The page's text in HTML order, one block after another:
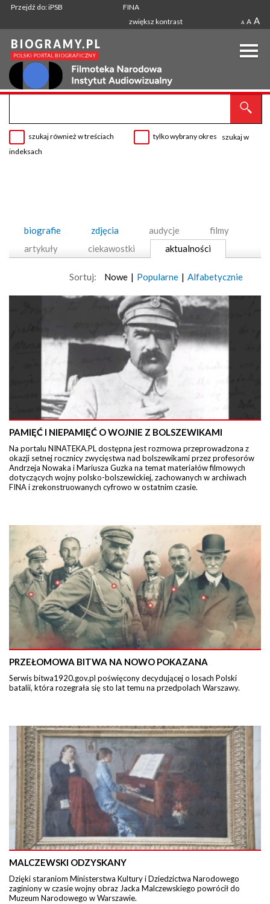
Przejdź do: iPSB
FINA
zwiększ kontrast
A A A
szukaj również w treściach tylko wybrany okres
szukaj w
indeksach
biografie zdjęcia audycje
filmy
artykuły
ciekawostki aktualności
Sortuj: Nowe | Popularne | Alfabetycznie
PAMIĘĆ I NIEPAMIĘĆ O WOJNIE Z BOLSZEWIKAMI
Na portalu NINATEKA.PL dostępna jest rozmowa przeprowadzona z
okazji setnej rocznicy zwycięstwa nad bolszewikami przez profesorów
Andrzeja Nowaka i Mariusza Guzka na temat materiałów filmowych
dotyczących wojny polsko-bolszewickiej, zachowanych w archiwach
FINA i zrekonstruowanych cyfrowo w ostatnim czasie.
PRZEŁOMOWA BITWA NA NOWO POKAZANA
Serwis bitwa1920.gov.pl poświęcony decydującej o losach Polski
batalii, która rozegrała się sto lat temu na przedpolach Warszawy.
MALCZEWSKI ODZYSKANY
Dzięki staraniom Ministerstwa Kultury i Dziedzictwa Narodowego
zaginiony w czasie wojny obraz Jacka Malczewskiego powrócił do
Muzeum Narodowego w Warszawie.